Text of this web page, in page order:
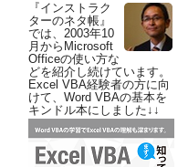
『インストラク
ターのネタ帳』
では、2003年10
月からMicrosoft
Officeの使い方な
どを紹介し続けています。
Excel VBA経験者の方に向
けて、Word VBAの基本を
キンドル本にしました↓↓